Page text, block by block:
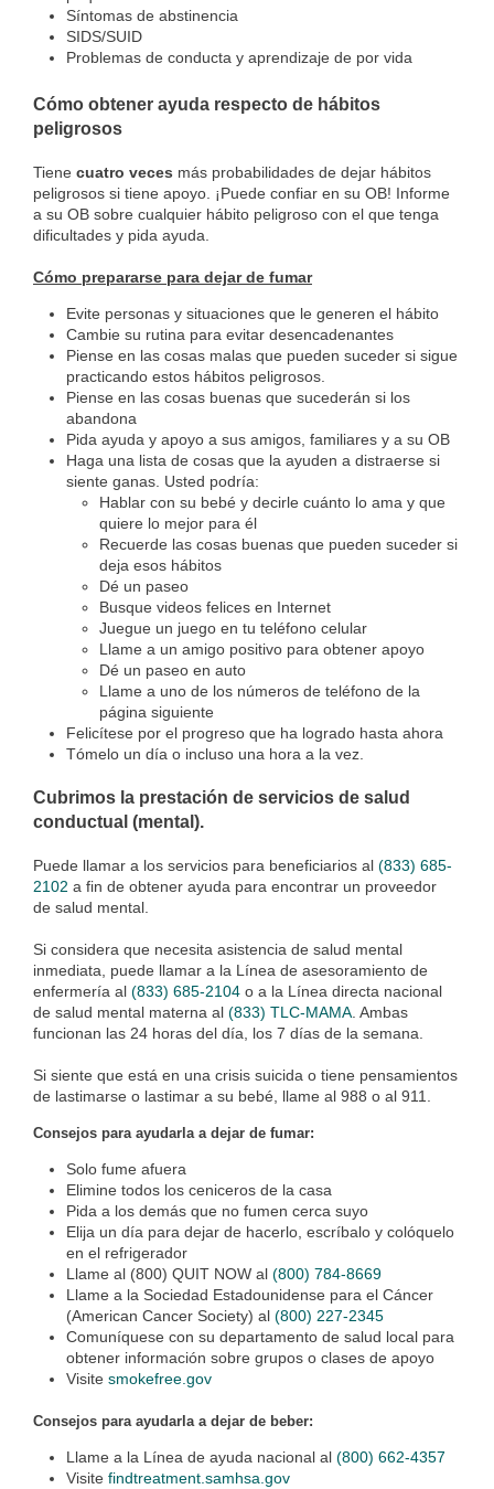
Síntomas de abstinencia
SIDS/SUID
Problemas de conducta y aprendizaje de por vida
Cómo obtener ayuda respecto de hábitos
peligrosos
Tiene cuatro veces más probabilidades de dejar hábitos
peligrosos si tiene apoyo. ¡Puede confiar en su OB! Informe
a su OB sobre cualquier hábito peligroso con el que tenga
dificultades y pida ayuda.
Cómo prepararse para dejar de fumar
Evite personas y situaciones que le generen el hábito
Cambie su rutina para evitar desencadenantes
Piense en las cosas malas que pueden suceder si sigue
practicando estos hábitos peligrosos.
Piense en las cosas buenas que sucederán si los
abandona
Pida ayuda y apoyo a sus amigos, familiares y a su OB
Haga una lista de cosas que la ayuden a distraerse si
siente ganas. Usted podría:
Hablar con su bebé y decirle cuánto lo ama y que
quiere lo mejor para él
Recuerde las cosas buenas que pueden suceder si
deja esos hábitos
Dé un paseo
Busque videos felices en Internet
Juegue un juego en tu teléfono celular
Llame a un amigo positivo para obtener apoyo
Dé un paseo en auto
Llame a uno de los números de teléfono de la
página siguiente
Felicítese por el progreso que ha logrado hasta ahora
Tómelo un día o incluso una hora a la vez.
Cubrimos la prestación de servicios de salud
conductual (mental).
Puede llamar a los servicios para beneficiarios al (833) 685-
2102 a fin de obtener ayuda para encontrar un proveedor
de salud mental.
Si considera que necesita asistencia de salud mental
inmediata, puede llamar a la Línea de asesoramiento de
enfermería al (833) 685-2104 o a la Línea directa nacional
de salud mental materna al (833) TLC-MAMA. Ambas
funcionan las 24 horas del día, los 7 días de la semana.
Si siente que está en una crisis suicida o tiene pensamientos
de lastimarse o lastimar a su bebé, llame al 988 o al 911.
Consejos para ayudarla a dejar de fumar:
Solo fume afuera
Elimine todos los ceniceros de la casa
Pida a los demás que no fumen cerca suyo
Elija un día para dejar de hacerlo, escríbalo y colóquelo
en el refrigerador
Llame al (800) QUIT NOW al (800) 784-8669
Llame a la Sociedad Estadounidense para el Cáncer
(American Cancer Society) al (800) 227-2345
Comuníquese con su departamento de salud local para
obtener información sobre grupos o clases de apoyo
Visite smokefree.gov
Consejos para ayudarla a dejar de beber:
Llame a la Línea de ayuda nacional al (800) 662-4357
Visite findtreatment.samhsa.gov